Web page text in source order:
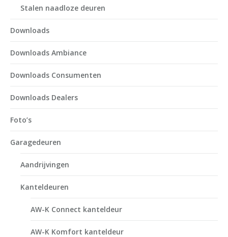
Stalen naadloze deuren
Downloads
Downloads Ambiance
Downloads Consumenten
Downloads Dealers
Foto’s
Garagedeuren
Aandrijvingen
Kanteldeuren
AW-K Connect kanteldeur
AW-K Komfort kanteldeur